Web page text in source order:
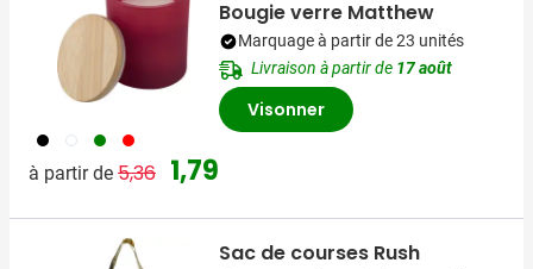
001 002 004 008
à partir de Prix normal
5,36 Prix spécial
1,79
Bougie verre Matthew
Marquage à partir de 23 unités
Livraison à partir de 17 août
Visonner
Sac de courses Rush